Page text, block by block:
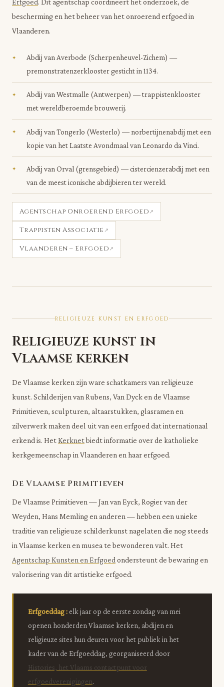
bescherming en het beheer van het onroerend erfgoed in
Vlaanderen.
Abdij van Averbode (Scherpenheuvel-Zichem) —
premonstratenzerklooster gesticht in 1134.
Abdij van Westmalle (Antwerpen) — trappistenklooster
met wereldberoemde brouwerij.
Abdij van Tongerlo (Westerlo) — norbertijnenabdij met een
kopie van het Laatste Avondmaal van Leonardo da Vinci.
Abdij van Orval (grensgebied) — cistercienzerabdij met een
van de meest iconische abdijbieren ter wereld.
Agentschap Onroerend Erfgoed
Trappisten Associatie
Vlaanderen – Erfgoed
RELIGIEUZE KUNST EN ERFGOED
Religieuze kunst in
Vlaamse kerken
De Vlaamse kerken zijn ware schatkamers van religieuze
kunst. Schilderijen van Rubens, Van Dyck en de Vlaamse
Primitieven, sculpturen, altaarstukken, glasramen en
zilverwerk maken deel uit van een erfgoed dat internationaal
erkend is. Het Kerknetbiedt informatie over de katholieke
kerkgemeenschap in Vlaanderen en haar erfgoed.
De Vlaamse Primitieven
De Vlaamse Primitieven — Jan van Eyck, Rogier van der
Weyden, Hans Memling en anderen — hebben een unieke
traditie van religieuze schilderkunst nagelaten die nog steeds
in Vlaamse kerken en musea te bewonderen valt. Het
Agentschap Kunsten en Erfgoed ondersteunt de bewaring en
valorisering van dit artistieke erfgoed.
Erfgoeddag :elk jaar op de eerste zondag van mei
openen honderden Vlaamse kerken, abdijen en
religieuze sites hun deuren voor het publiek in het
kader van de Erfgoeddag, georganiseerd door
Histories, het Vlaams contactpunt voor
erfgoedverenigingen.